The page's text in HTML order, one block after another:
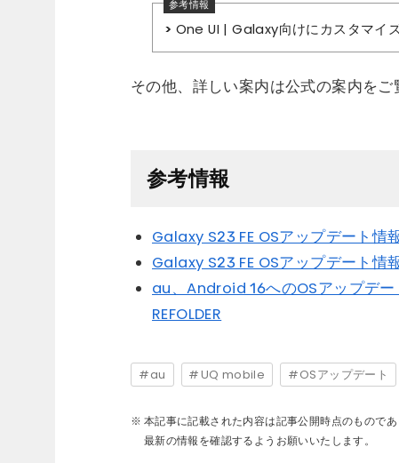
One UI | Galaxy向けにカスタマ
その他、詳しい案内は公式の案内をご
参考情報
Galaxy S23 FE OSアップデート情
Galaxy S23 FE OSアップデート情
au、Android 16へのOSアップデ
REFOLDER
au UQ mobile OSアップデート
本記事に記載された内容は記事公開時点のもので
最新の情報を確認するようお願いいたします。